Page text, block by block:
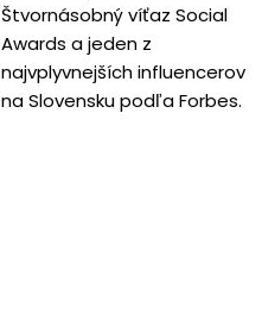
Štvornásobný víťaz Social
Awards a jeden z
najvplyvnejších influencerov
na Slovensku podľa Forbes.